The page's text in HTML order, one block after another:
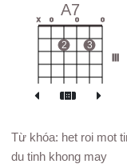
A7
x o
2
o
3
o
Từ khóa: het roi mot
du tinh khong may